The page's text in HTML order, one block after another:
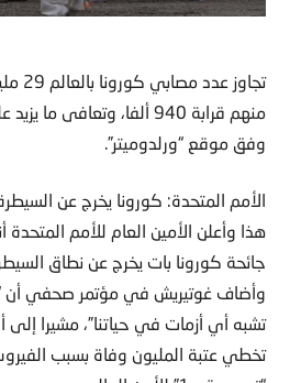
وفق موقع “ورلدوميتر”.
الأمم المتحدة: كورونا يخرج عن
هذا وأعلن الأمين العام للأمم
جائحة كورونا بات يخرج عن نطاق
تشبه أي أزمات في حياتنا”، مشيرا إلى
تخطي عتبة المليون وفاة بسبب